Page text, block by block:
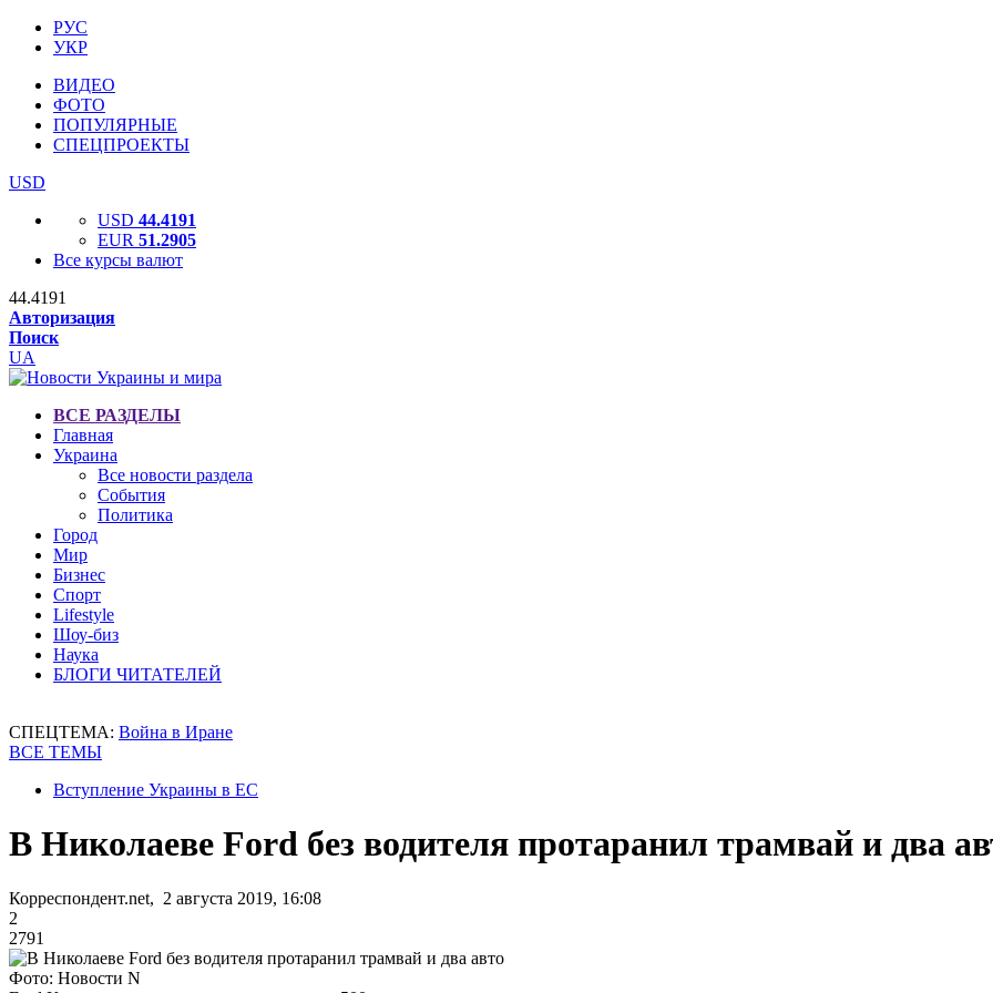
РУС
УКР
ВИДЕО
ФОТО
ПОПУЛЯРНЫЕ
СПЕЦПРОЕКТЫ
USD
USD 44.4191
EUR 51.2905
Все курсы валют
44.4191
Авторизация
Поиск
UA
ВСЕ РАЗДЕЛЫ
Главная
Украина
Все новости раздела
События
Политика
Город
Мир
Бизнес
Спорт
Lifestyle
Шоу-биз
Наука
БЛОГИ ЧИТАТЕЛЕЙ
СПЕЦТЕМА: Война в Иране
ВСЕ ТЕМЫ
Вступление Украины в ЕС
В Николаеве Ford без водителя протаранил трамвай и два
Корреспондент.net, 2 августа 2019, 16:08
2
2791
Фото: Новости N